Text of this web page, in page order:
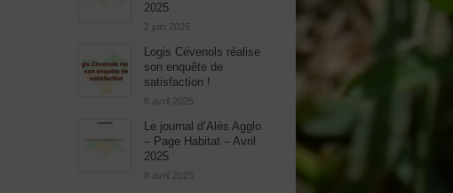
2025
2 juin 2025
Logis Cévenols réalise
son enquête de
satisfaction !
8 avril 2025
Le journal d’Alès Agglo
– Page Habitat – Avril
2025
8 avril 2025